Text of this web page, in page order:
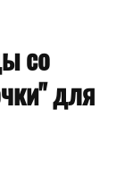
со
для